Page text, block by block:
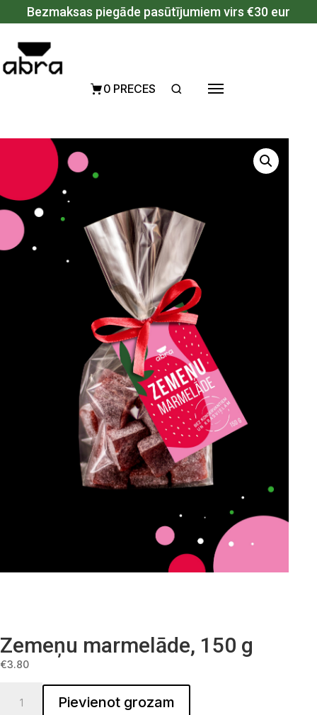
Pāriet uz saturu
Bezmaksas piegāde pasūtījumiem virs €30 eur
0 PRECES
Zemeņu marmelāde, 150 g
€3.80
Zemeņu marmelāde, 150 g quantity
Pievienot grozam